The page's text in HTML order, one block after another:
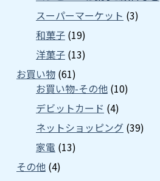
スーパーマーケット (3)
和菓子 (19)
洋菓子 (13)
お買い物 (61)
お買い物-その他 (10)
デビットカード (4)
ネットショッピング (39)
家電 (13)
その他 (4)